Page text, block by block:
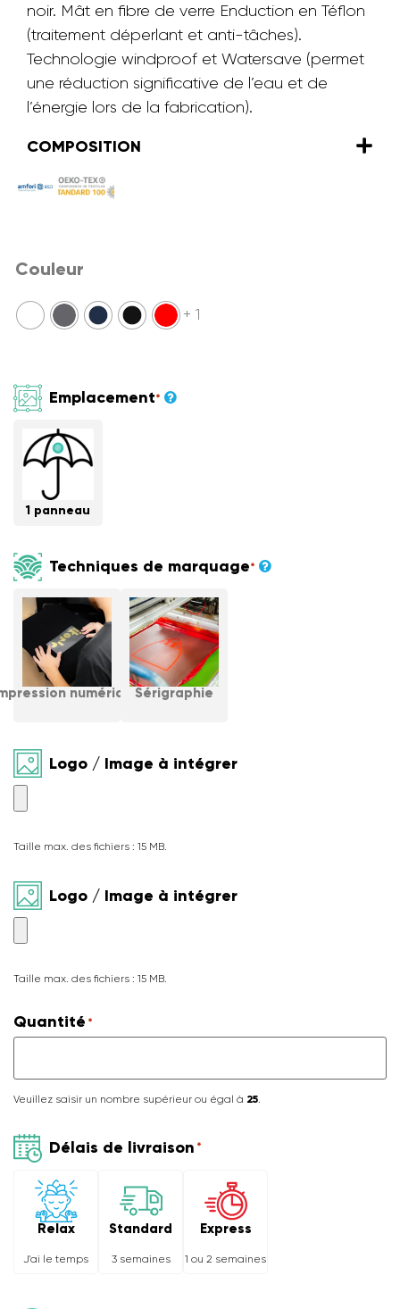
noir. Mât en fibre de verre Enduction en Téflon
(traitement déperlant et anti-tâches).
Technologie windproof et Watersave (permet
une réduction significative de l’eau et de
l’énergie lors de la fabrication).
COMPOSITION
Couleur
+ 1
Emplacement*
1 panneau
Techniques de marquage*
numériqueSérigraphie
Logo / Image à intégrer
Taille max. des fichiers : 15 MB.
Logo / Image à intégrer
Taille max. des fichiers : 15 MB.
Quantité *
Veuillez saisir un nombre supérieur ou égal à 25
Délais de livraison *
Relax
J'ai le temps
Standard
3 semaines
Express
1 ou 2 semaines